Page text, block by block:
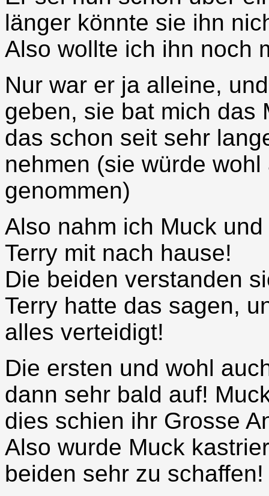
länger könnte sie ihn
Also wollte ich ihn noch
Nur war er ja alleine,
geben, sie bat mich das
das schon seit sehr
nehmen (sie würde
genommen)
Also nahm ich Muck
Terry mit nach hause!
Die beiden verstanden
Terry hatte das sagen,
alles verteidigt!
Die ersten und wohl
dann sehr bald auf!
dies schien ihr Grosse
Also wurde Muck
beiden sehr zu schaffen!